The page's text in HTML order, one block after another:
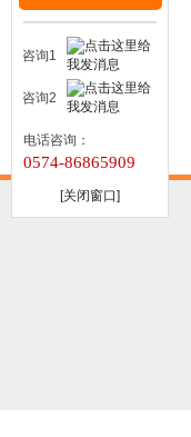
咨询1
咨询2
电话咨询：
0574-86865909
[关闭窗口]